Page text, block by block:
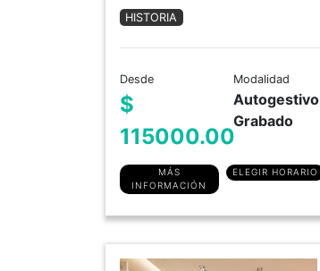
HISTORIA
Desde
$
115000.00
Modalidad
Autogestivo
Grabado
MÁS
INFORMACIÓN
ELEGIR HORARIO